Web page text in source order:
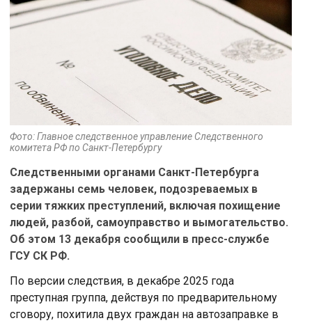
Фото: Главное следственное управление Следственного
комитета РФ по Санкт-Петербургу
Следственными органами Санкт-Петербурга
задержаны семь человек, подозреваемых в
серии тяжких преступлений, включая похищение
людей, разбой, самоуправство и вымогательство.
Об этом 13 декабря сообщили в пресс-службе
ГСУ СК РФ.
По версии следствия, в декабре 2025 года
преступная группа, действуя по предварительному
сговору, похитила двух граждан на автозаправке в